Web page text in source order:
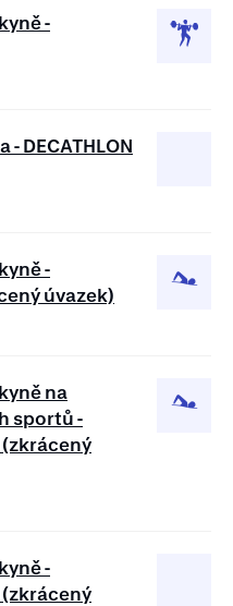
-
DECATHLON
-
úvazek)
na
sportů -
(zkrácený
-
(zkrácený